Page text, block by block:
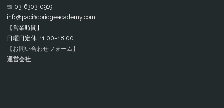
☏ 03-6303-0919
info@pacificbridgeacademy.com
【営業時間】
日曜日定休: 11:00–18:00
【お問い合わせフォーム】
運営会社